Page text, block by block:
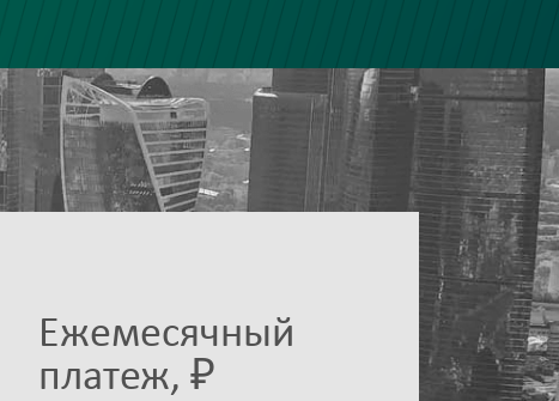
Ежемесячный
платеж, ₽